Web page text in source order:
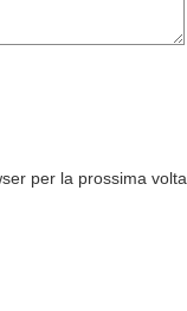
per la prossima volta